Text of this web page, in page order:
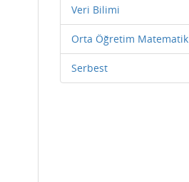
Veri Bilimi
Orta Öğretim Matematik
Serbest